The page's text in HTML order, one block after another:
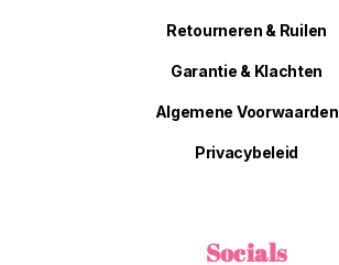
Retourneren & Ruilen
Garantie & Klachten
Algemene Voorwaarden
Privacybeleid
Socials